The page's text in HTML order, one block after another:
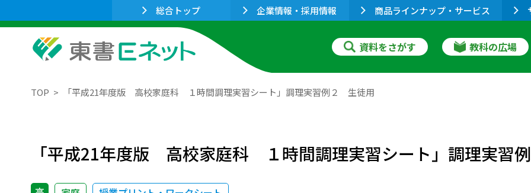
総合トップ 企業情報・採用情報 商品ラインナップ・サービス
資料をさがす 教科の広場
TOP 「平成21年度版 高校家庭科 １時間調理実習シート」調理実習例２ 生徒用
「平成21年度版 高校家庭科 １時間調理実習シート」調理実習